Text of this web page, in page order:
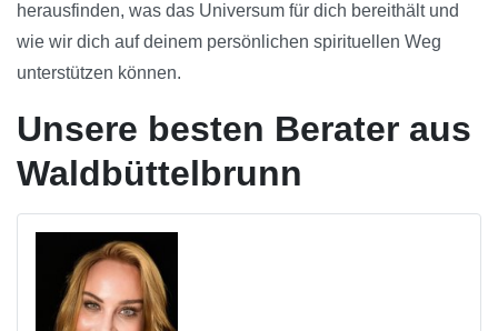
herausfinden, was das Universum für dich bereithält und
wie wir dich auf deinem persönlichen spirituellen Weg
unterstützen können.
Unsere besten Berater aus
Waldbüttelbrunn